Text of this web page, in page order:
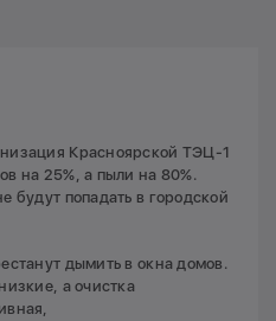
Красноярской ТЭЦ-1
на 25%, а пыли на 80%.
будут попадать в городской
дымить в окна домов.
а очистка